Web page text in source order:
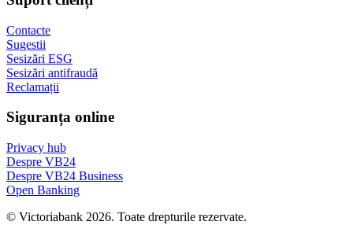
Contacte
Sugestii
Sesizări ESG
Sesizări antifraudă
Reclamații
Siguranța online
Privacy hub
Despre VB24
Despre VB24 Business
Open Banking
© Victoriabank 2026. Toate drepturile rezervate.